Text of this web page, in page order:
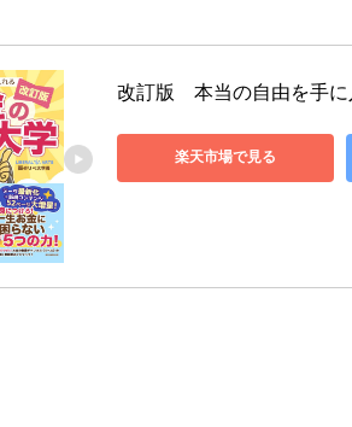
改訂版　本当の自由を手
楽天市場で見る